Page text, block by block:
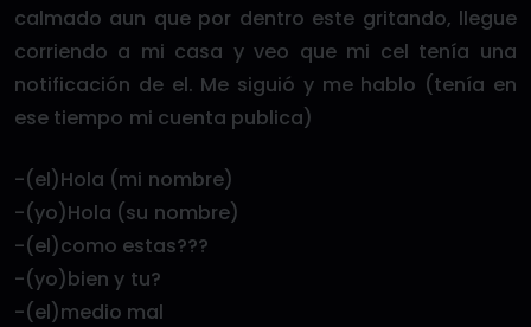
calmado aun que por dentro este gritando, llegue
corriendo a mi casa y veo que mi cel tenía una
notificación de el. Me siguió y me hablo (tenía en
ese tiempo mi cuenta publica)
-(el)Hola (mi nombre)
-(yo)Hola (su nombre)
-(el)como estas???
-(yo)bien y tu?
-(el)medio mal